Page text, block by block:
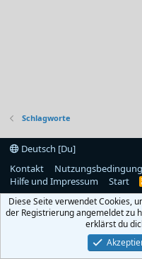
Schlagworte
Deutsch [Du]
Kontakt
Hilfe und Impressum
Start
Diese Seite verwendet Cookies,
der Registrierung angemeldet zu
erklärst du